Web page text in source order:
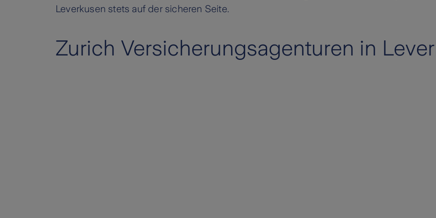
Leverkusen stets auf der sicheren Seite.
Zurich Versicherungsagenturen in